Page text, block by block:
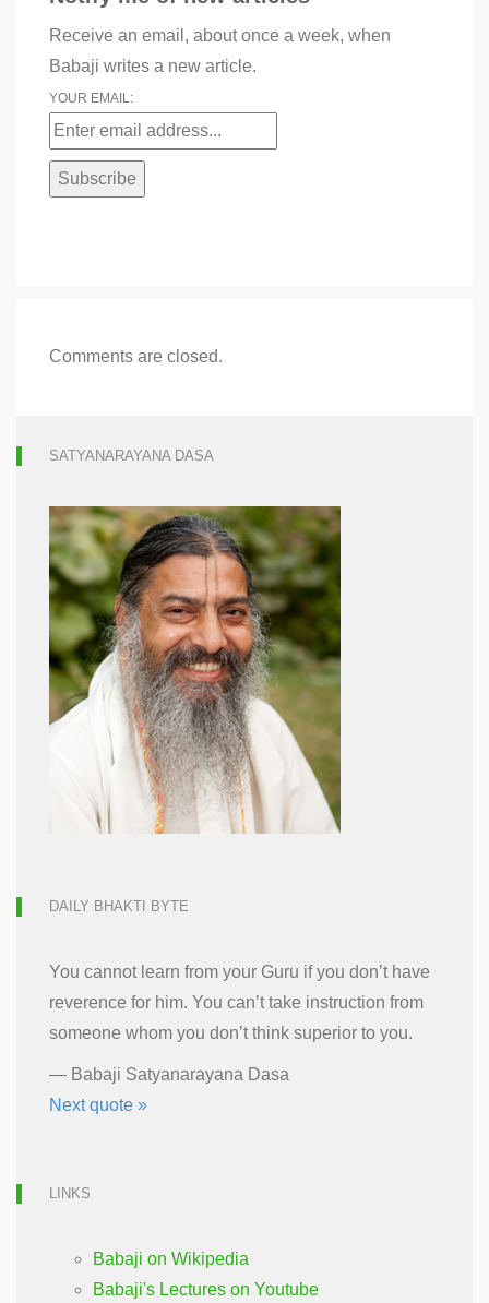
Receive an email, about once a week, when
Babaji writes a new article.
YOUR EMAIL:
Comments are closed.
SATYANARAYANA DASA
DAILY BHAKTI BYTE
You cannot learn from your Guru if you don’t have
reverence for him. You can’t take instruction from
someone whom you don’t think superior to you.
— Babaji Satyanarayana Dasa
Next quote »
LINKS
Babaji on Wikipedia
Babaji's Lectures on Youtube